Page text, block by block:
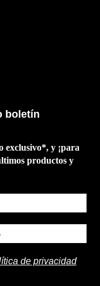
boletín
exclusivo*, y ¡para
productos y
de privacidad